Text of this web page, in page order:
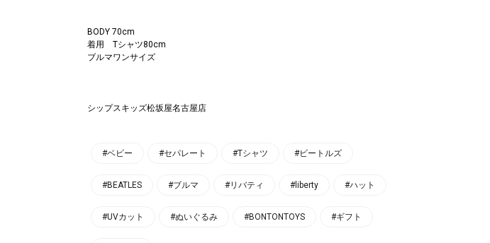
BODY 70cm
着用 Tシャツ80cm
ブルマワンサイズ
シップスキッズ松坂屋名古屋店
#ベビー #セパレート #Tシャツ #ビートルズ
#BEATLES #ブルマ #リバティ #liberty #ハット
#UVカット #ぬいぐるみ #BONTONTOYS #ギフト